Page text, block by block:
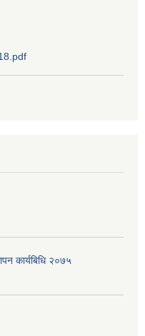
कार्यबिधि २०७५